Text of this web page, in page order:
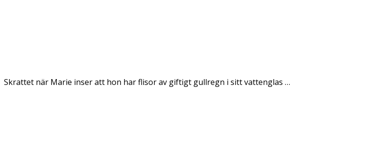
Skrattet när Marie inser att hon har flisor av giftigt gullregn i sitt vattenglas …